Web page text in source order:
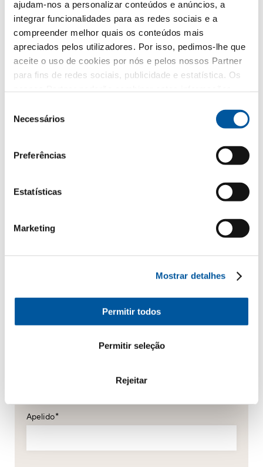
ajudam-nos a personalizar conteúdos e anúncios, a
integrar funcionalidades para as redes sociais e a
compreender melhor quais os conteúdos mais
apreciados pelos utilizadores. Por isso, pedimos-lhe que
aceite o uso de cookies por nós e pelos nossos Partner
para fins de redes sociais, publicidade e estatística. Os
parte da sua utilização do website. Obrigado.
Necessários
Preferências
Estatísticas
Marketing
Mostrar detalhes
Permitir todos
Permitir seleção
Rejeitar
Janelas
Portas de entrada
Envidraçados
Renovação
Obra nova
Os seus dados pessoais
*Campos obrigatórios
Senhora
Apelido*